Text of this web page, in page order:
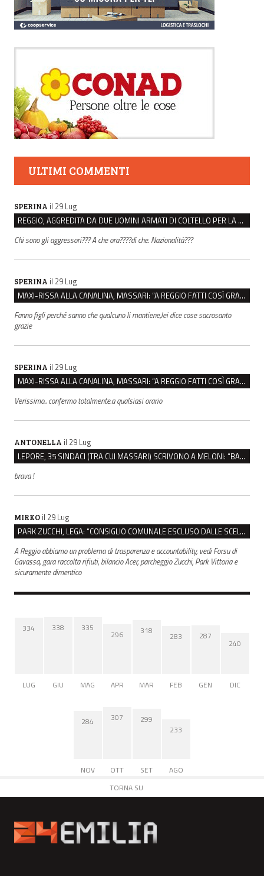
ULTIMI COMMENTI
SPERINA il 29 Lug
REGGIO, AGGREDITA DA DUE UOMINI ARMATI DI COLTELLO PER LA BORSA: LEI REAGISCE E LI FA SCAPPARE
Chi sono gli aggressori??? A che ora????di che. Nazionalità???
SPERINA il 29 Lug
MAXI-RISSA ALLA CANALINA, MASSARI: “A REGGIO FATTI COSÌ GRAVI NON DEVONO TROVARE SPAZIO”
Fanno figli perché sanno che qualcuno li mantiene,lei dice cose sacrosanto
grazie
SPERINA il 29 Lug
MAXI-RISSA ALLA CANALINA, MASSARI: “A REGGIO FATTI COSÌ GRAVI NON DEVONO TROVARE SPAZIO”
Verissimo.. confermo totalmente.a qualsiasi orario
ANTONELLA il 29 Lug
LEPORE, 35 SINDACI (TRA CUI MASSARI) SCRIVONO A MELONI: “BASTA ATTACCHI ISTITUZIONALI”
brava !
MIRKO il 29 Lug
PARK ZUCCHI, LEGA: “CONSIGLIO COMUNALE ESCLUSO DALLE SCELTE, PRETENDIAMO TUTTI GLI ATTI”
A Reggio abbiamo un problema di trasparenza e accountability, vedi Forsu di
Gavassa, gara raccolta rifiuti, bilancio Acer, parcheggio Zucchi, Park Vittoria e
sicuramente dimentico
334
LUG
338
GIU
335
MAG
296
APR
318
MAR
283
FEB
287
GEN
240
DIC
284
NOV
307
OTT
299
SET
233
AGO
TORNA SU